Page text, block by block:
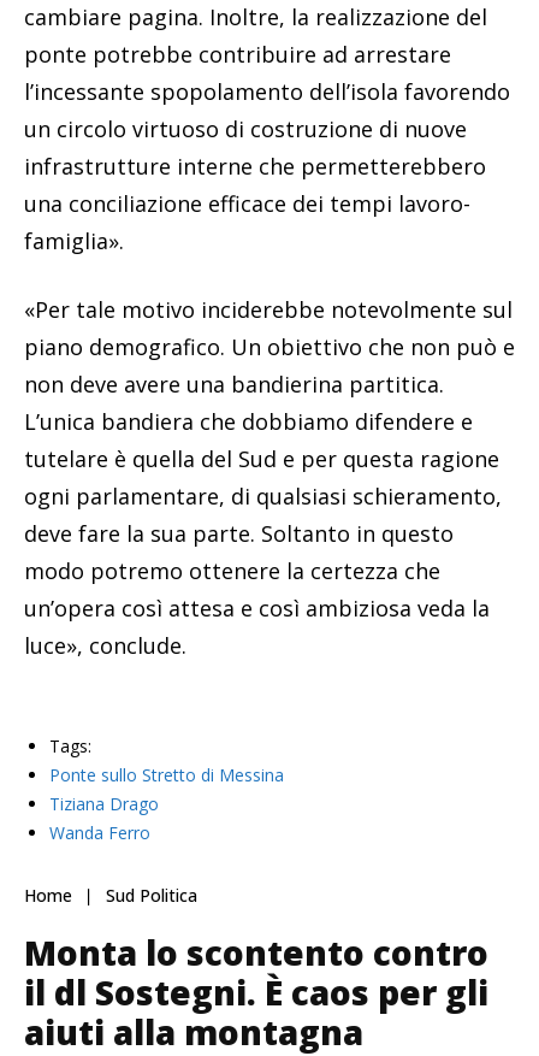
cambiare pagina. Inoltre, la realizzazione del
ponte potrebbe contribuire ad arrestare
l’incessante spopolamento dell’isola favorendo
un circolo virtuoso di costruzione di nuove
infrastrutture interne che permetterebbero
una conciliazione efficace dei tempi lavoro-
famiglia».
«Per tale motivo inciderebbe notevolmente sul
piano demografico. Un obiettivo che non può e
non deve avere una bandierina partitica.
L’unica bandiera che dobbiamo difendere e
tutelare è quella del Sud e per questa ragione
ogni parlamentare, di qualsiasi schieramento,
deve fare la sua parte. Soltanto in questo
modo potremo ottenere la certezza che
un’opera così attesa e così ambiziosa veda la
luce», conclude.
Tags:
Ponte sullo Stretto di Messina
Tiziana Drago
Wanda Ferro
Home Sud Politica
Monta lo scontento contro
il dl Sostegni. È caos per gli
aiuti alla montagna